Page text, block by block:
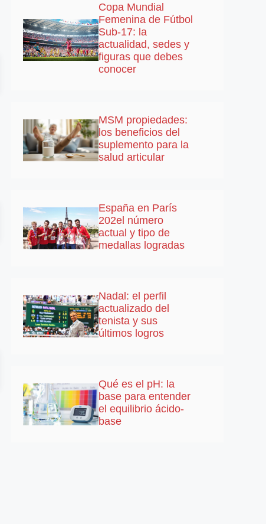
Copa Mundial
Femenina de Fútbol
Sub-17: la
actualidad, sedes y
figuras que debes
conocer
MSM propiedades:
los beneficios del
suplemento para la
salud articular
España en París
202el número
actual y tipo de
medallas logradas
Nadal: el perfil
actualizado del
tenista y sus
últimos logros
Qué es el pH: la
base para entender
el equilibrio ácido-
base